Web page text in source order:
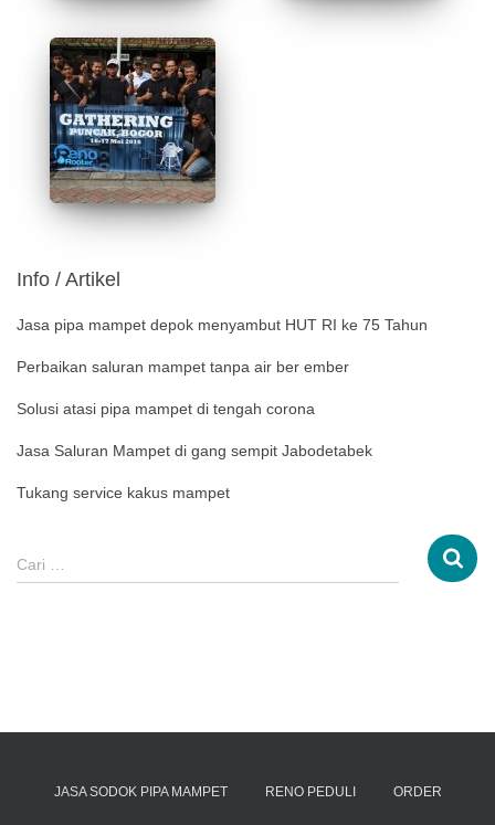
Info / Artikel
Jasa pipa mampet depok menyambut HUT RI ke 75 Tahun
Perbaikan saluran mampet tanpa air ber ember
Solusi atasi pipa mampet di tengah corona
Jasa Saluran Mampet di gang sempit Jabodetabek
Tukang service kakus mampet
Cari …
JASA SODOK PIPA MAMPET RENO PEDULI ORDER